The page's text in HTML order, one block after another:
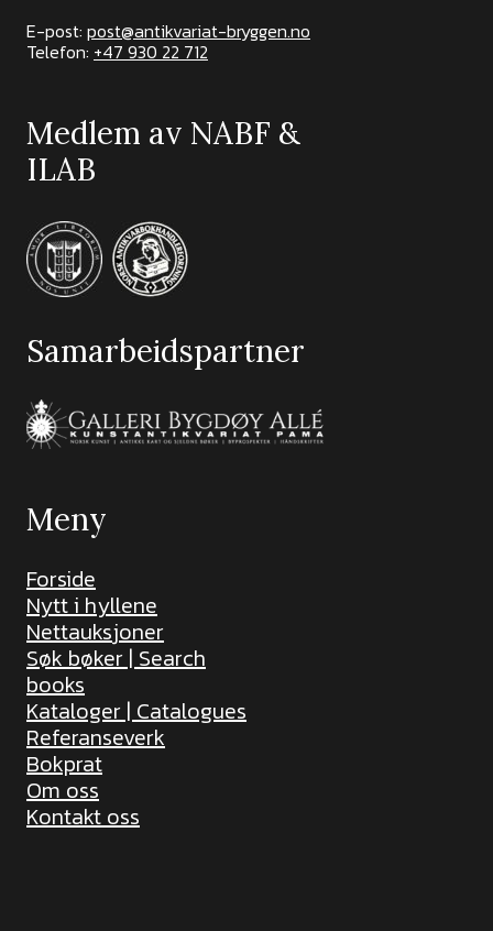
E-post: post@antikvariat-bryggen.no
Telefon: +47 930 22 712
Medlem av NABF &
ILAB
Samarbeidspartner
Meny
Forside
Nytt i hyllene
Nettauksjoner
Søk bøker | Search
books
Kataloger | Catalogues
Referanseverk
Bokprat
Om oss
Kontakt oss